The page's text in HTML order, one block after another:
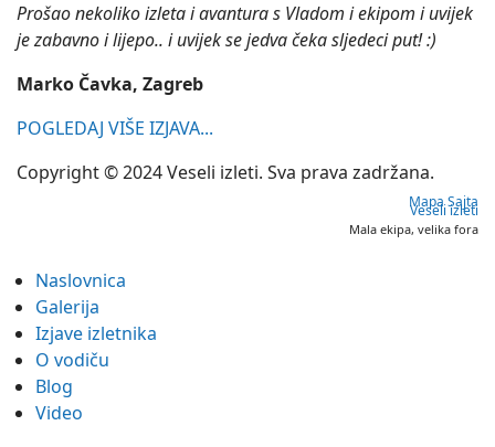
Prošao nekoliko izleta i avantura s Vladom i ekipom i uvijek
je zabavno i lijepo.. i uvijek se jedva čeka sljedeci put! :)
Marko Čavka, Zagreb
POGLEDAJ VIŠE IZJAVA...
Copyright © 2024 Veseli izleti. Sva prava zadržana.
Mapa Sajta
Veseli izleti
Mala ekipa, velika fora
Naslovnica
Galerija
Izjave izletnika
O vodiču
Blog
Video